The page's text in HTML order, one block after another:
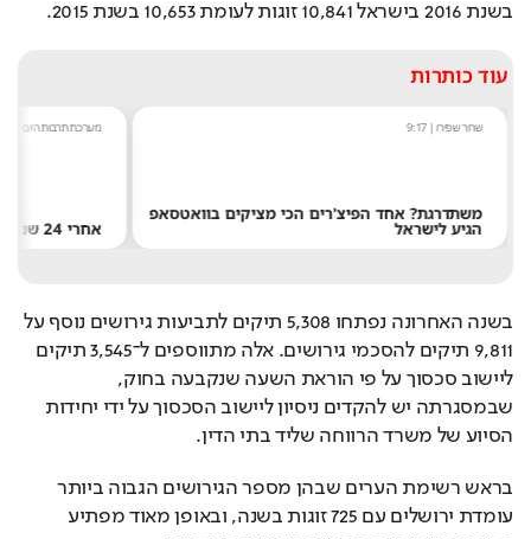
בשנת 2016 בישראל 10,841 זוגות לעומת 10,653 בשנת 2015.
עוד כותרות
שחר שפירו|
9:17
משתדרגת? אחד הפיצ'רים הכי מציקים בוואטסאפ
הגיע לישראל
מערכת תרבות היום|
8:54
אחרי 24 שנה: הפרשן הוותיק עוזב את חדשות 13
בשנה האחרונה נפתחו 5,308 תיקים לתביעות גירושים נוסף על
9,811 תיקים להסכמי גירושים. אלה מתווספים ל־3,545 תיקים
ליישוב סכסוך על פי הוראת השעה שנקבעה בחוק,
שבמסגרתה יש להקדים ניסיון ליישוב הסכסוך על ידי יחידות
הסיוע של משרד הרווחה שליד בתי הדין.
בראש רשימת הערים שבהן מספר הגירושים הגבוה ביותר
עומדת ירושלים עם 725 זוגות בשנה, ובאופן מאוד מפתיע